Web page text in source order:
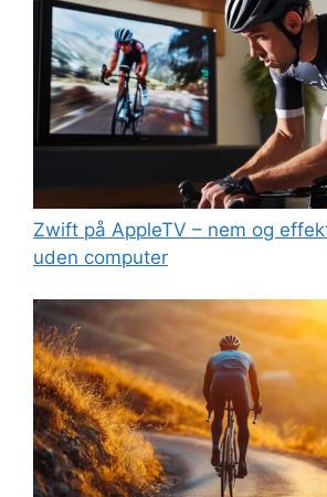
Zwift på AppleTV – nem og
uden computer